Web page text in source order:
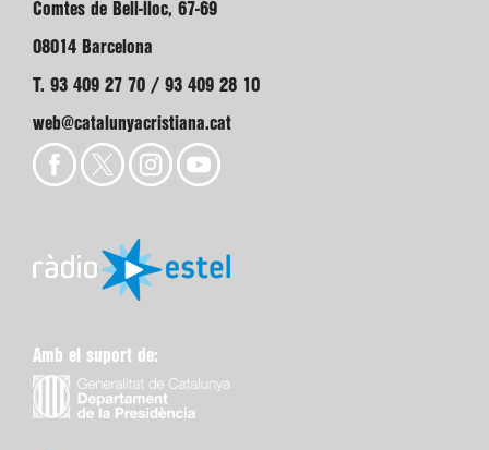
Comtes de Bell-lloc, 67-69
08014 Barcelona
T. 93 409 27 70 / 93 409 28 10
web@catalunyacristiana.cat
Amb el suport de: